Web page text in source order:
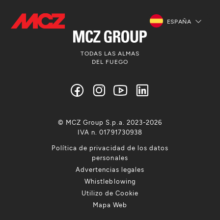
ESPAÑA
TODAS LAS ALMAS
DEL FUEGO
Política de privacidad de los datos
personales
Advertencias legales
Whistleblowing
Utilizo de Cookie
Mapa Web
© MCZ Group S.p.a. 2023-2026
IVA n. 01791730938